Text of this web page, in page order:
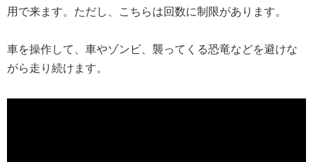
用で来ます。ただし、こちらは回数に制限があります。
車を操作して、車やゾンビ、襲ってくる恐竜などを避けな
がら走り続けます。